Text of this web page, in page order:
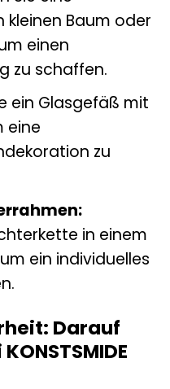
kleinen Baum oder
einen
zu schaffen.
ein Glasgefäß mit
eine
zu
in einem
ein individuelles
Darauf